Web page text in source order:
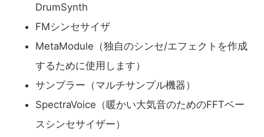
DrumSynth
FMシンセサイザ
MetaModule（独自のシンセ/エフェクトを作成
するために使用します）
サンプラー（マルチサンプル機器）
SpectraVoice（暖かい大気音のためのFFTベー
スシンセサイザー）